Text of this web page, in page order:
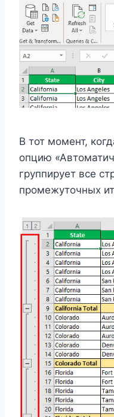
В тот момент,
опцию
группирует все
промежуточных